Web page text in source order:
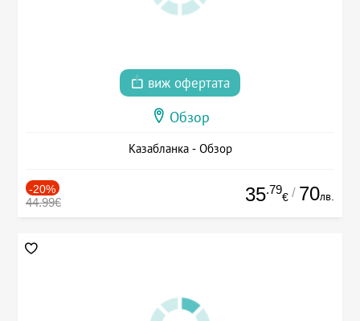
виж офертата
Обзор
Казабланка - Обзор
-20%
44.99€ 35.79
€ / 70лв.